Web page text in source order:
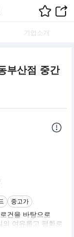
기업소개
부산점 중간
중고가
건을 바탕으로
여유롭고 평화로
안합니다.